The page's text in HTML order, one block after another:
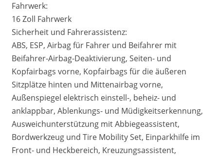
Fahrwerk:
16 Zoll Fahrwerk
Sicherheit und Fahrerassistenz:
ABS, ESP, Airbag für Fahrer und Beifahrer mit
Beifahrer-Airbag-Deaktivierung, Seiten- und
Kopfairbags vorne, Kopfairbags für die äußeren
Sitzplätze hinten und Mittenairbag vorne,
Außenspiegel elektrisch einstell-, beheiz- und
anklappbar, Ablenkungs- und Müdigkeitserkennung,
Ausweichunterstützung mit Abbiegeassistent,
Bordwerkzeug und Tire Mobility Set, Einparkhilfe im
Front- und Heckbereich, Kreuzungsassistent,